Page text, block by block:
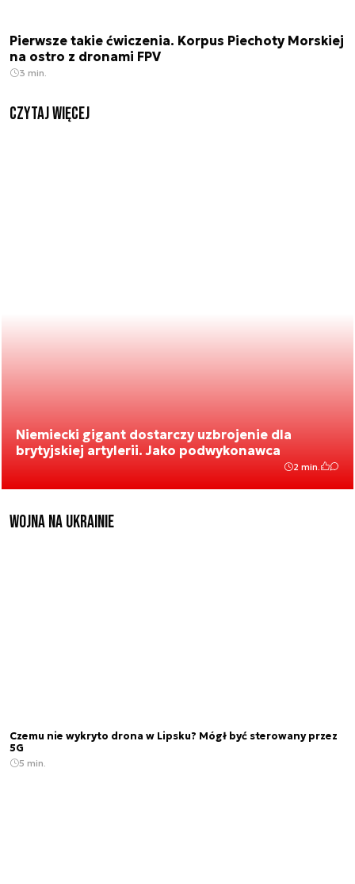
Pierwsze takie ćwiczenia. Korpus Piechoty Morskiej
na ostro z dronami FPV
3 min.
czytaj więcej
Niemiecki gigant dostarczy uzbrojenie dla
brytyjskiej artylerii. Jako podwykonawca
2 min.
Wojna na Ukrainie
Czemu nie wykryto drona w Lipsku? Mógł być sterowany przez
5G
5 min.